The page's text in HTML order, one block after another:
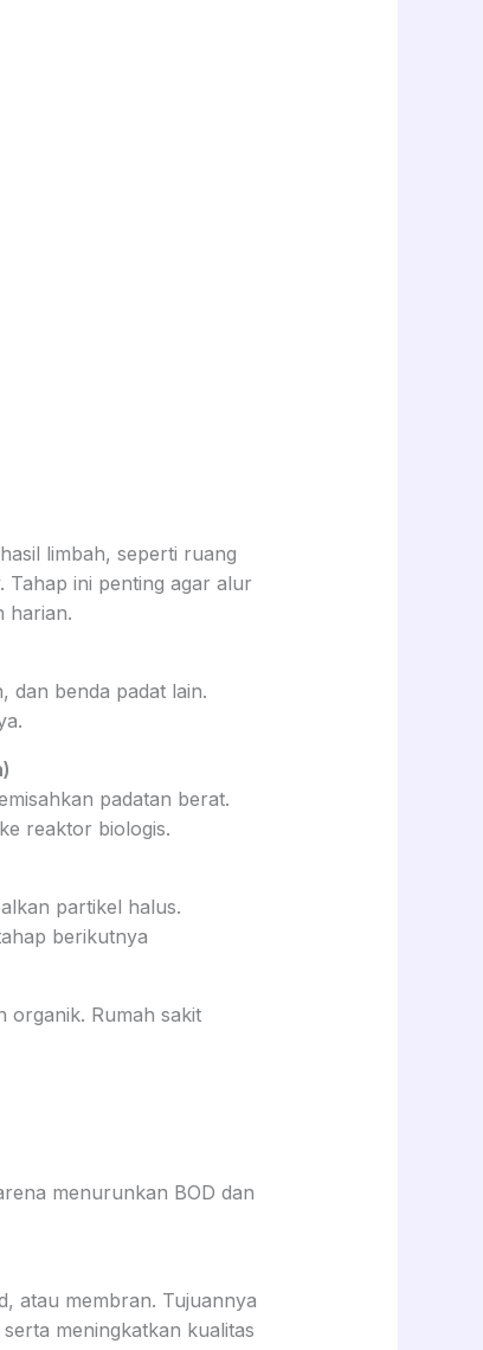
limbah, seperti ruang
ini penting agar alur
harian.
dan benda padat lain.
padatan berat.
reaktor biologis.
partikel halus.
berikutnya
organik. Rumah sakit
menurunkan BOD dan
atau membran. Tujuannya
meningkatkan kualitas